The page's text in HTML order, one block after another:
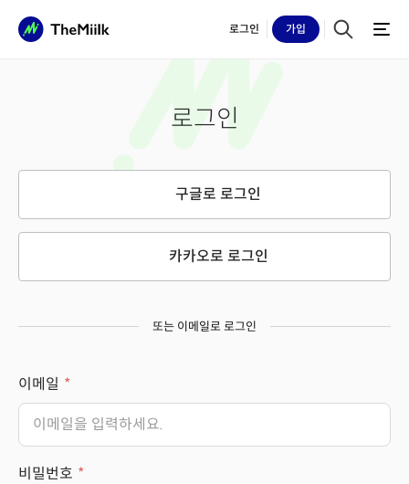
로그인 가입
로그인
구글로 로그인
카카오로 로그인
또는 이메일로 로그인
이메일
비밀번호